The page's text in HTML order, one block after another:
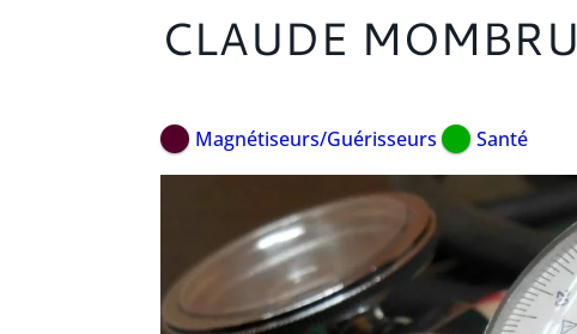
CLAUDE MOMBRU
Magnétiseurs/Guérisseurs Santé